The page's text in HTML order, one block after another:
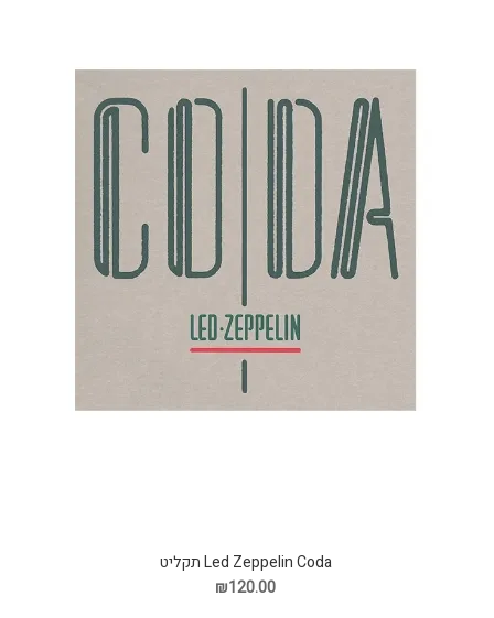
Led Zeppelin Coda תקליט
₪120.00